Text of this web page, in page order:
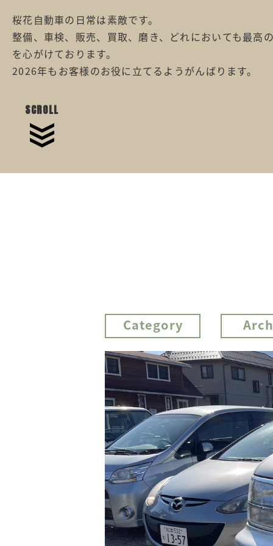
桜花自動車の日常は素敵です。
整備、車検、販売、買取、磨き、どれにおいても最高
を心がけております。
2026年もお客様のお役に立てるようがんばります。
SCROLL
Category